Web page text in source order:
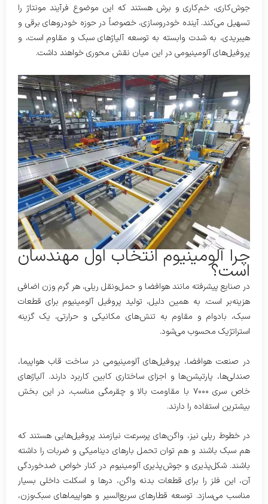
جوش‌کاری، خم‌کاری و برش هستند که این موضوع فرآیند مونتاژ را
تسهیل می‌کند. آینده خودروسازی، خصوصاً در حوزه خودروهای برقی و
هیبریدی، به شدت وابسته به توسعه آلیاژهای سبک و مقاوم است، و
پروفیل‌های آلومینیومی در این میان نقش محوری خواهند داشت.
چرا آلومینیوم انتخاب اول مهندسان
است؟
در صنایع پیشرفته مانند هوافضا و حمل‌ونقل ریلی، هر گرم وزن اضافی
هزینه‌بر است. به همین دلیل، تولید پروفیل آلومینیوم برای قطعات
سبک، بادوام و مقاوم به تنش‌های مکانیکی و حرارتی، یک گزینه
استراتژیک محسوب می‌شود.
در صنعت هوافضا، پروفیل‌های آلومینیومی در ساخت قاب هواپیما،
صندلی‌ها، پارتیشن‌ها و اجزای ساختاری کابین کاربرد دارند. آلیاژهای
خاص سری ۷۰۰۰ با مقاومت بالا و چقرمگی مناسب، در این بخش
بیشترین استفاده را دارند.
در خطوط ریلی نیز، واگن‌های پرسرعت نیازمند پروفیل‌هایی هستند که
هم سبک باشند و هم توان تحمل بارهای دینامیکی و ضربات را داشته
باشند. شکل‌پذیری و جوش‌پذیری آلومینیوم در کنار خواص ضدخوردگی
آن، این فلز را برای قطعات بدنه واگن، درها و اسکلت داخلی بسیار
مناسب می‌سازد. توسعه قطارهای سریع‌السیر و هواپیماهای سبک‌وزن،